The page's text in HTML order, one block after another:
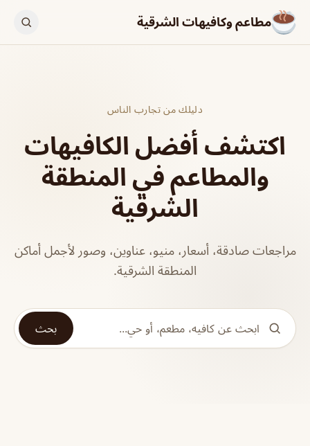
مطاعم وكافيهات الشرقية
دليلك من تجارب الناس
اكتشف أفضل الكافيهات
والمطاعم في المنطقة
الشرقية
مراجعات صادقة، أسعار، منيو، عناوين، وصور لأجمل أماكن
المنطقة الشرقية.
بحث